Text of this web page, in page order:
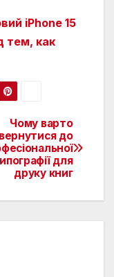
iPhone 15
тем, как
Чому варто
до
для
друку книг